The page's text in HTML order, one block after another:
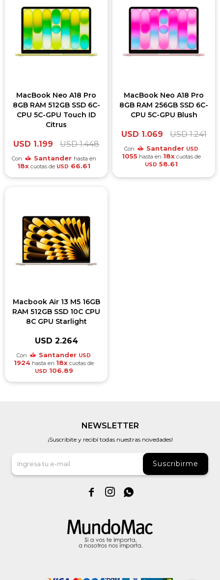
MacBook Neo A18 Pro
8GB RAM 512GB SSD 6C-
CPU 5C-GPU Touch ID
Citrus
USD 1.199 USD 1.448
Con Santander hasta en
18x cuotas de USD 66.61
MacBook Neo A18 Pro
8GB RAM 256GB SSD 6C-
CPU 5C-GPU Blush
USD 1.069 USD 1.241
Con Santander USD
1055 hasta en 18x cuotas de
USD 58.61
Macbook Air 13 M5 16GB
RAM 512GB SSD 10C CPU
8C GPU Starlight
USD 2.264
Con Santander USD
1924 hasta en 18x cuotas de
USD 106.89
NEWSLETTER
¡Suscribite y recibí todas nuestras novedades!
Suscribirme
  